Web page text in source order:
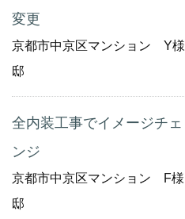
変更
京都市中京区マンション Y様
邸
全内装工事でイメージチェ
ンジ
京都市中京区マンション F様
邸